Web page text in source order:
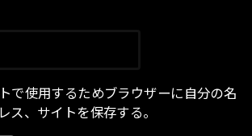
で使用するためブラウザーに自分の名
ス、サイトを保存する。